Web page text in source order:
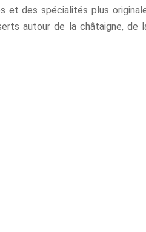
et des spécialités plus
autour de la châtaigne, de